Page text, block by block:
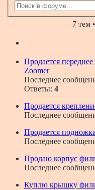
7 тем
Продается
Zoomer
Последнее
Ответы: 4
Продается
Последнее
Продается
Последнее
Продаю корпус
Последнее
Куплю крышку